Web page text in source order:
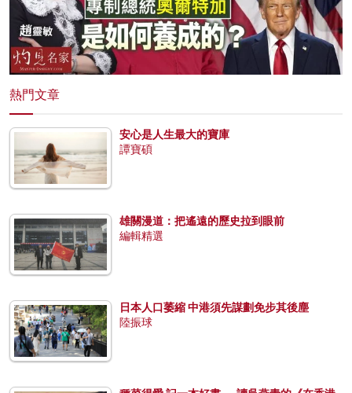
熱門文章
安心是人生最大的寶庫
譚寶碩
雄關漫道：把遙遠的歷史拉到眼前
編輯精選
日本人口萎縮 中港須先謀劃免步其後塵
陸振球